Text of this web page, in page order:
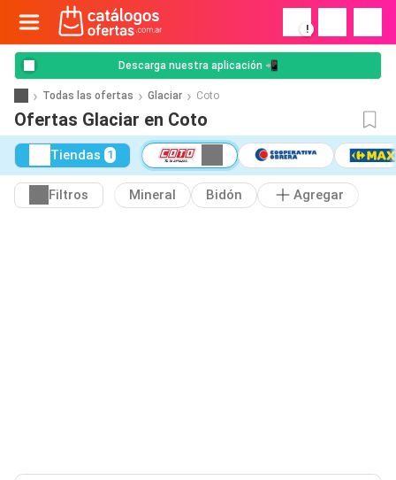
!
Descarga nuestra aplicación 📲
Todas las ofertas Glaciar Coto
Ofertas Glaciar en Coto
Tiendas 1
Filtros Mineral Bidón Agregar